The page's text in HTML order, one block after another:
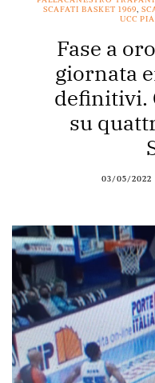
SCAFATI BASKET 1969
UCC
Fase a
giornata
definitivi.
su
03/05/2022